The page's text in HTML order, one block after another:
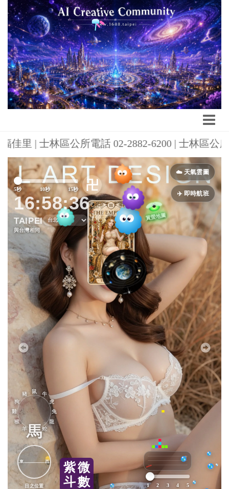
里 | 士林區公所電話 02-2882-6200 | 士林區公所
☁️ 天氣雲圖
✈️ 即時航班
紫微
斗數
1 2 3 4 5
5秒 10秒 15秒 卍
16:58:38
TAIPEI
與台灣相同
鼠
牛
虎
兔
龍
蛇
馬
羊
猴
雞
狗
豬
東 西
日之位置
Previous Next